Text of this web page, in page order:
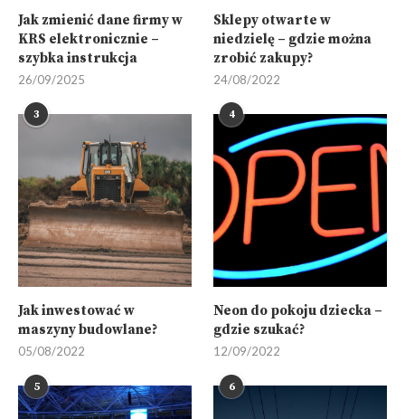
Jak zmienić dane firmy w
KRS elektronicznie –
szybka instrukcja
26/09/2025
Sklepy otwarte w
niedzielę – gdzie można
zrobić zakupy?
24/08/2022
3
Jak inwestować w
maszyny budowlane?
05/08/2022
4
Neon do pokoju dziecka –
gdzie szukać?
12/09/2022
5 6